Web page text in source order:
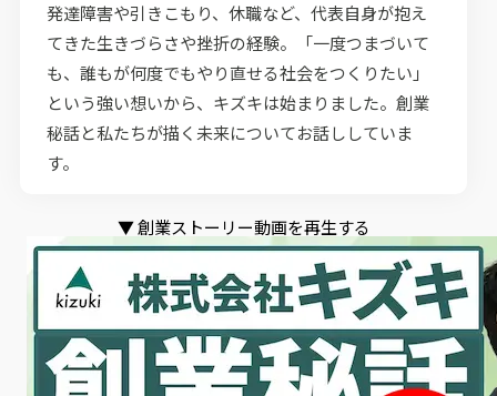
発達障害や引きこもり、休職など、代表自身が抱え
てきた生きづらさや挫折の経験。「一度つまづいて
も、誰もが何度でもやり直せる社会をつくりたい」
という強い想いから、キズキは始まりました。創業
秘話と私たちが描く未来についてお話ししていま
す。
▼ 創業ストーリー動画を再生する